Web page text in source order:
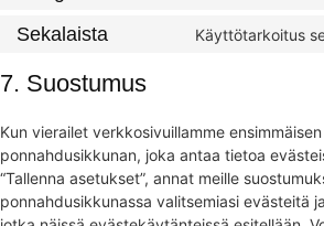
Sekalaista Käyttötarkoitus
7. Suostumus
Kun vierailet verkkosivuillamme
ponnahdusikkunan, joka antaa tietoa
“Tallenna asetukset”, annat meille
ponnahdusikkunassa valitsemiasi evästeitä